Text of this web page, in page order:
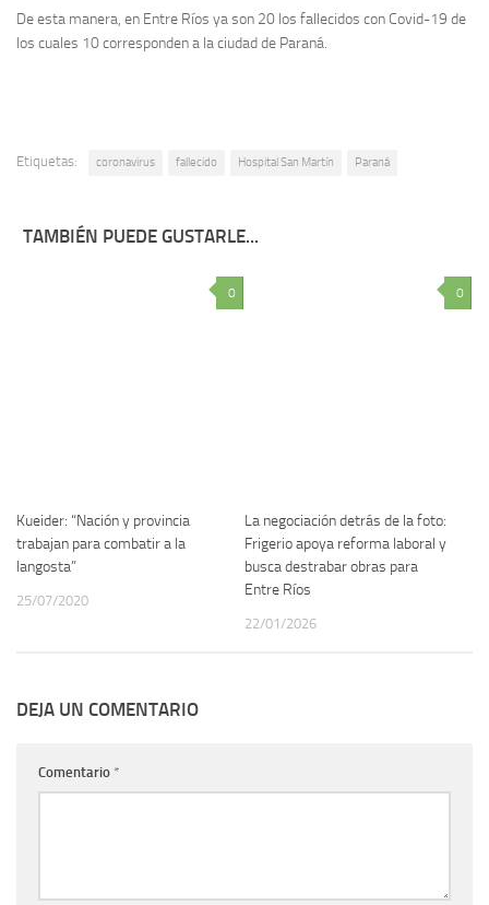
De esta manera, en Entre Ríos ya son 20 los fallecidos con Covid-19 de
los cuales 10 corresponden a la ciudad de Paraná.
Etiquetas: coronavirus fallecido Hospital San Martín Paraná
TAMBIÉN PUEDE GUSTARLE...
0
Kueider: “Nación y provincia
trabajan para combatir a la
langosta”
25/07/2020
0
La negociación detrás de la foto:
Frigerio apoya reforma laboral y
busca destrabar obras para
Entre Ríos
22/01/2026
DEJA UN COMENTARIO
Comentario *